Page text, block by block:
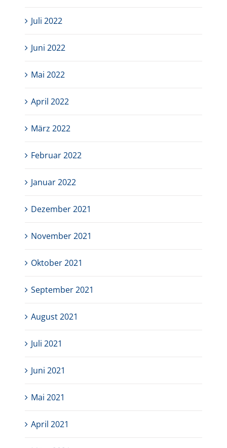
Juli 2022
Juni 2022
Mai 2022
April 2022
März 2022
Februar 2022
Januar 2022
Dezember 2021
November 2021
Oktober 2021
September 2021
August 2021
Juli 2021
Juni 2021
Mai 2021
April 2021